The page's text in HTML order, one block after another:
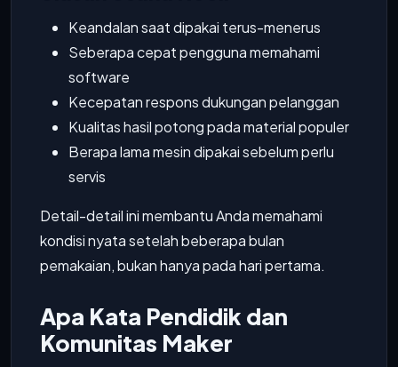
Keandalan saat dipakai terus-menerus
Seberapa cepat pengguna memahami
software
Kecepatan respons dukungan pelanggan
Kualitas hasil potong pada material populer
Berapa lama mesin dipakai sebelum perlu
servis
Detail-detail ini membantu Anda memahami
kondisi nyata setelah beberapa bulan
pemakaian, bukan hanya pada hari pertama.
Apa Kata Pendidik dan
Komunitas Maker